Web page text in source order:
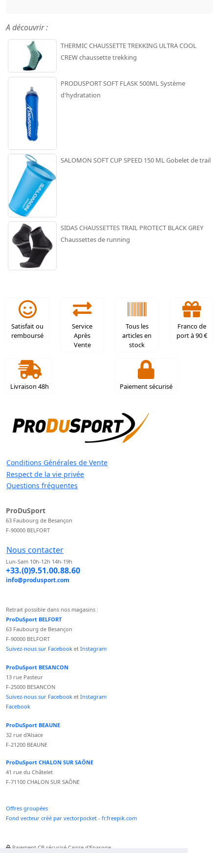
A découvrir :
THERMIC CHAUSSETTE TREKKING ULTRA COOL
CREW chaussette trekking
PRODUSPORT SOFT FLASK 500ML Système
d'hydratation
SALOMON SOFT CUP SPEED 150 ML Gobelet de trail
SIDAS CHAUSSETTES TRAIL PROTECT BLACK GREY
Chaussettes de running
Satisfait ou
remboursé
Service
Après
Vente
Tous les
articles en
stock
Franco de
port à 90 €
Livraison 48h Paiement sécurisé
Conditions Générales de Vente
Respect de la vie privée
Questions fréquentes
ProDuSport
63 Faubourg de Besançon
F-90000 BELFORT
Nous contacter
Lun-Sam 10h-12h 14h-19h
+33.(0)9.51.00.88.60
info@produsport.com
Retrait possible dans nos magasins :
ProDuSport BELFORT
63 Faubourg de Besançon
F-90000 BELFORT
Suivez-nous sur Facebook et Instagram
ProDuSport BESANCON
13 rue Pasteur
F-25000 BESANCON
Suivez-nous sur Facebook et Instagram
Facebook
ProDuSport BEAUNE
32 rue d'Alsace
F-21200 BEAUNE
ProDuSport CHALON SUR SAÔNE
41 rue du Châtelet
F-71100 CHALON SUR SAÔNE
Offres groupées
Fond vecteur créé par vectorpocket - fr.freepik.com
Paiement CB sécurisé Caisse d'Epargne